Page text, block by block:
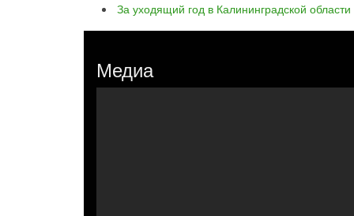
За уходящий год в Калининградской
Медиа